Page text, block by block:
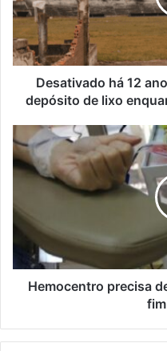
de
Cidreira
vira
depósito
lixo
definha
no
Litoral
Norte
Desativado há 12
depósito de lixo
Hemocentro
precisa
de
doações
sangue
neste
de
anoHemocentro precisa